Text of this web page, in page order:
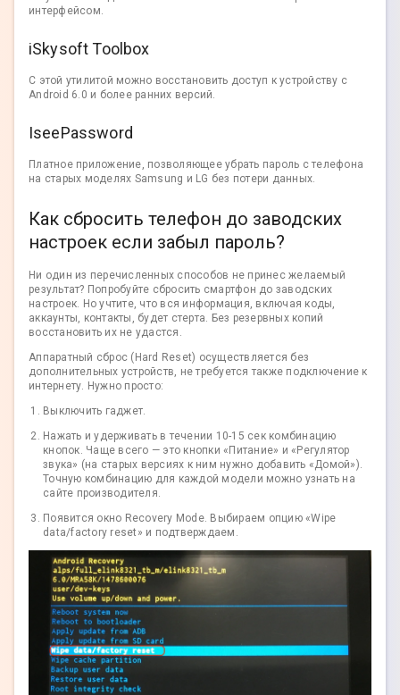
интерфейсом.
iSkysoft Toolbox
С этой утилитой можно восстановить доступ к устройству с
Android 6.0 и более ранних версий.
IseePassword
Платное приложение, позволяющее убрать пароль с телефона
на старых моделях Samsung и LG без потери данных.
Как сбросить телефон до заводских
настроек если забыл пароль?
Ни один из перечисленных способов не принес желаемый
результат? Попробуйте сбросить смартфон до заводских
настроек. Но учтите, что вся информация, включая коды,
аккаунты, контакты, будет стерта. Без резервных копий
восстановить их не удастся.
Аппаратный сброс (Hard Reset) осуществляется без
дополнительных устройств, не требуется также подключение к
интернету. Нужно просто:
Выключить гаджет.
Нажать и удерживать в течении 10-15 сек комбинацию
кнопок. Чаще всего — это кнопки «Питание» и «Регулятор
звука» (на старых версиях к ним нужно добавить «Домой»).
Точную комбинацию для каждой модели можно узнать на
сайте производителя.
Появится окно Recovery Mode. Выбираем опцию «Wipe
data/factory reset» и подтверждаем.